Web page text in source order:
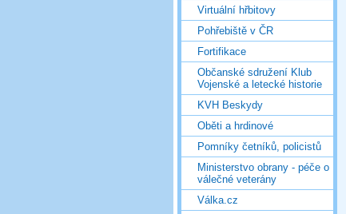
Virtuální hřbitovy
Pohřebiště v ČR
Fortifikace
Občanské sdružení Klub
Vojenské a letecké historie
KVH Beskydy
Oběti a hrdinové
Pomníky četníků, policistů
Ministerstvo obrany - péče o
válečné veterány
Válka.cz